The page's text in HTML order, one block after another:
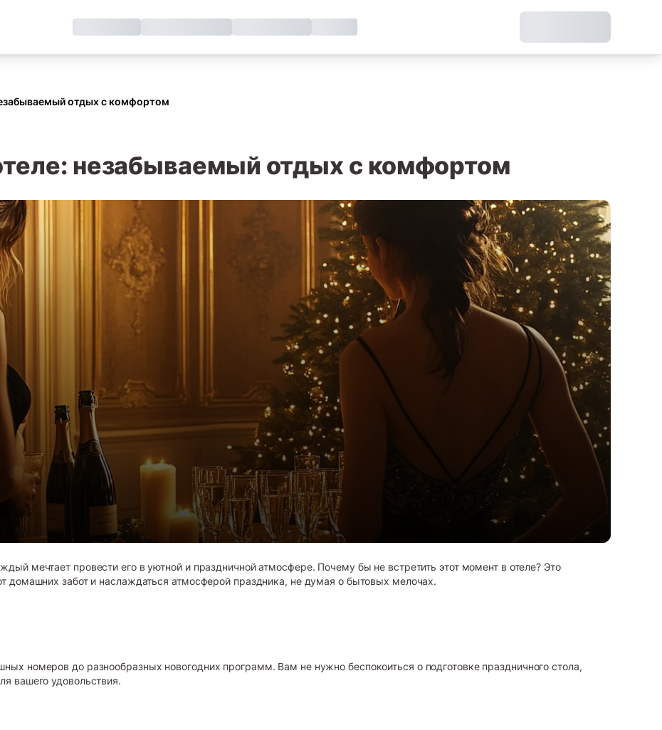
отдых с комфортом
незабываемый отдых с комфортом
мечтает провести его в уютной и праздничной атмосфере. Почему бы не встретить этот момент в отеле? Это
домашних забот и наслаждаться атмосферой праздника, не думая о бытовых мелочах.
номеров до разнообразных новогодних программ. Вам не нужно беспокоиться о подготовке праздничного стола,
вашего удовольствия.